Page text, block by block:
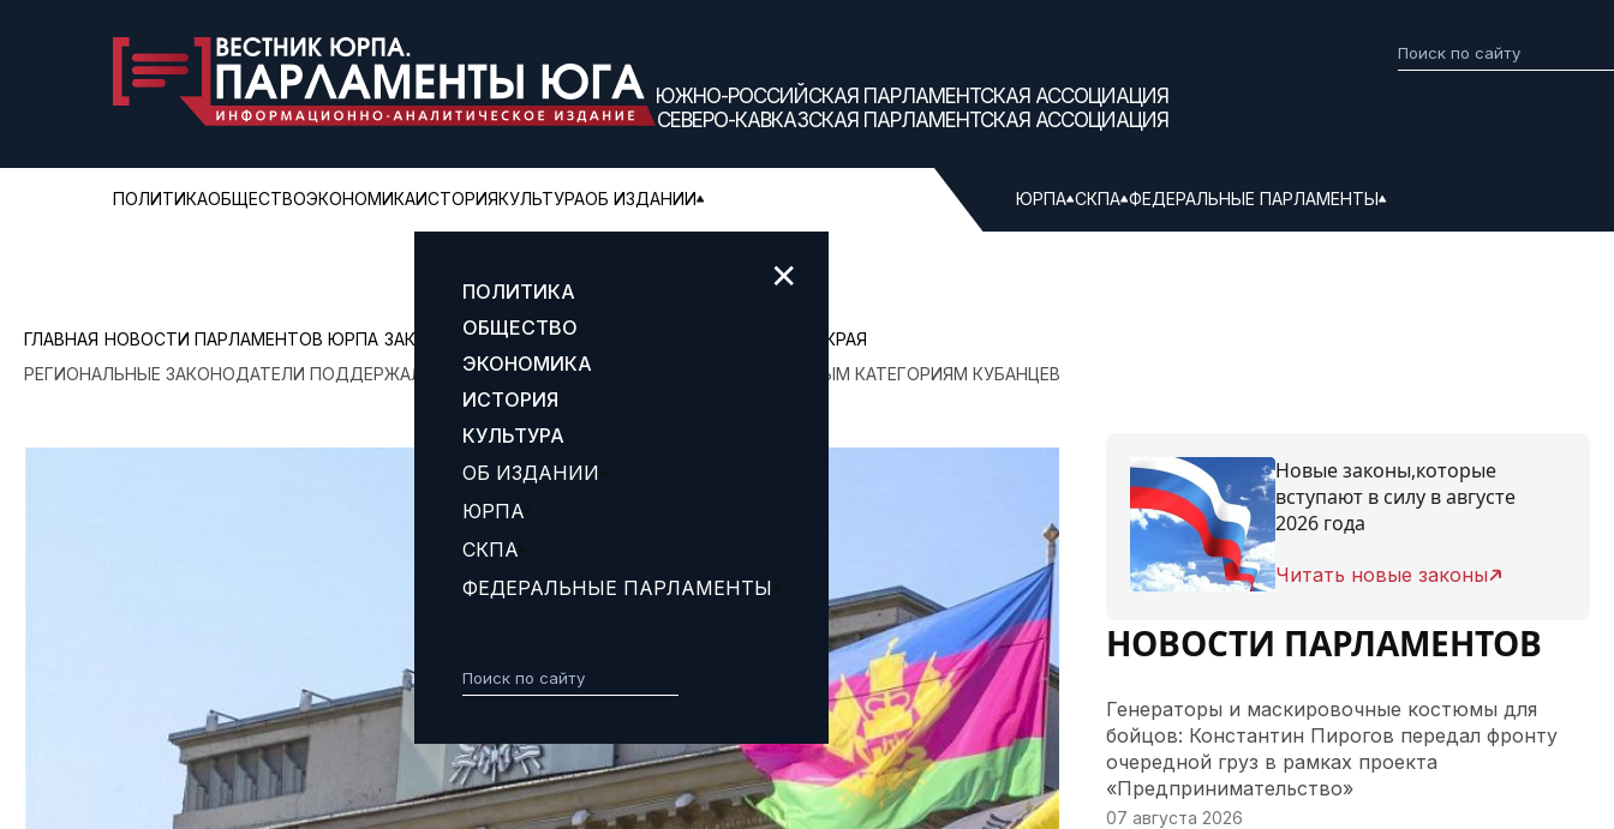
ЮЖНО-РОССИЙСКАЯ ПАРЛАМЕНТСКАЯ АССОЦИАЦИЯ
СЕВЕРО-КАВКАЗСКАЯ ПАРЛАМЕНТСКАЯ АССОЦИАЦИЯ
ПОЛИТИКАОБЩЕСТВОЭКОНОМИКАИСТОРИЯКУЛЬТУРАОБ ИЗДАНИИ ЮРПА СКПА ФЕДЕРАЛЬНЫЕ ПАРЛАМЕНТЫ
✕
ПОЛИТИКА
ОБЩЕСТВО
ЭКОНОМИКА
ИСТОРИЯ
КУЛЬТУРА
ОБ ИЗДАНИИ
ЮРПА
СКПА
ФЕДЕРАЛЬНЫЕ ПАРЛАМЕНТЫ
ГЛАВНАЯ НОВОСТИ ПАРЛАМЕНТОВ ЮРПА ЗАКОНОДАТЕЛЬНОЕ СОБРАНИЕ КРАСНОДАРСКОГО КРАЯ
РЕГИОНАЛЬНЫЕ ЗАКОНОДАТЕЛИ ПОДДЕРЖАЛИ ДОПОЛНИТЕЛЬНУЮ СОЦПОМОЩЬ ОТДЕЛЬНЫМ КАТЕГОРИЯМ КУБАНЦЕВ
Новые законы,которые
вступают в силу в августе
2026 года
Читать новые законы
НОВОСТИ ПАРЛАМЕНТОВ
Генераторы и маскировочные костюмы для
бойцов: Константин Пирогов передал фронту
очередной груз в рамках проекта
«Предпринимательство»
07 августа 2026